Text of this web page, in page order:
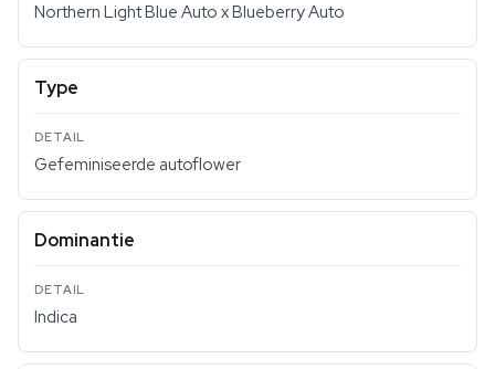
Northern Light Blue Auto x Blueberry Auto
Type
Gefeminiseerde autoflower
Dominantie
Indica